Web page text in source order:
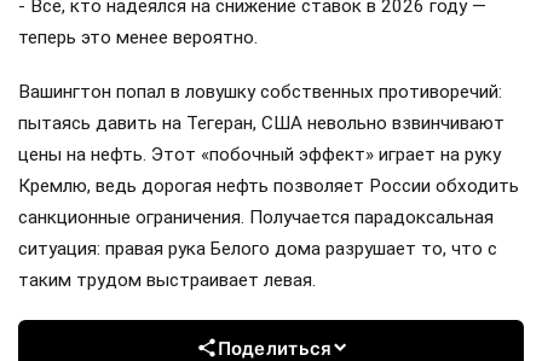
- Все, кто надеялся на снижение ставок в 2026 году —
теперь это менее вероятно.
Вашингтон попал в ловушку собственных противоречий:
пытаясь давить на Тегеран, США невольно взвинчивают
цены на нефть. Этот «побочный эффект» играет на руку
Кремлю, ведь дорогая нефть позволяет России обходить
санкционные ограничения. Получается парадоксальная
ситуация: правая рука Белого дома разрушает то, что с
таким трудом выстраивает левая.
Поделиться